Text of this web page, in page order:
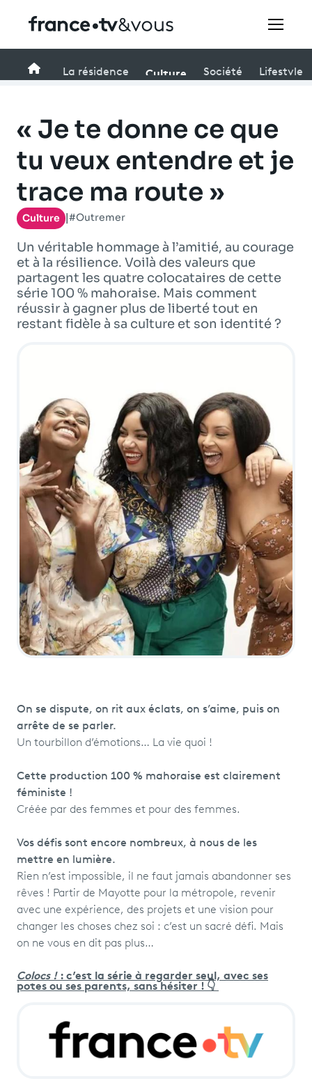
connexion
Festivals
Creators
À la une
Participer et assister à une émission
À votre écoute
Productions et innovation
Programme tv
Accueil
La résidence Culture Société Lifestyle
« Je te donne ce que
tu veux entendre et je
trace ma route »
Culture #Outremer
Un véritable hommage à l’amitié, au courage
et à la résilience. Voilà des valeurs que
partagent les quatre colocataires de cette
série 100 % mahoraise. Mais comment
réussir à gagner plus de liberté tout en
restant fidèle à sa culture et son identité ?
On se dispute, on rit aux éclats, on s’aime, puis on
arrête de se parler.
Un tourbillon d’émotions… La vie quoi !
Cette production 100 % mahoraise est clairement
féministe !
Créée par des femmes et pour des femmes.
Vos défis sont encore nombreux, à nous de les
mettre en lumière.
Rien n’est impossible, il ne faut jamais abandonner ses
rêves ! Partir de Mayotte pour la métropole, revenir
avec une expérience, des projets et une vision pour
changer les choses chez soi : c’est un sacré défi. Mais
on ne vous en dit pas plus…
Colocs !: c’est la série à regarder seul, avec ses
potes ou ses parents, sans hésiter !👇